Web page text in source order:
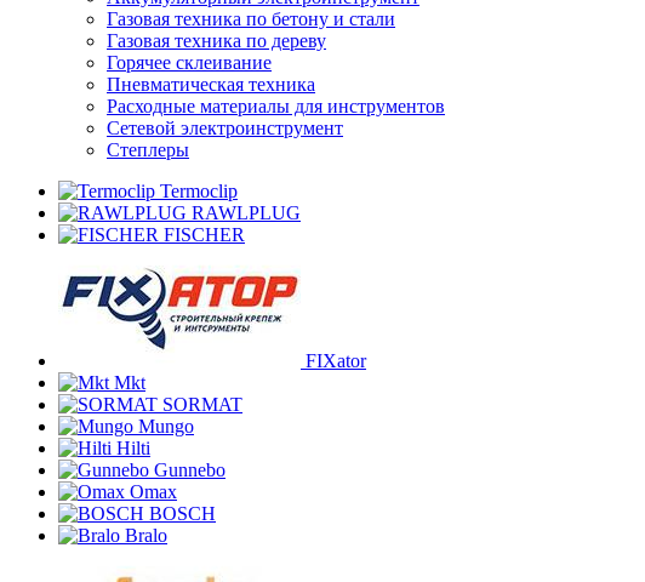
Газовая техника по бетону и стали
Газовая техника по дереву
Горячее склеивание
Пневматическая техника
Расходные материалы для инструментов
Сетевой электроинструмент
Степлеры
Termoclip
RAWLPLUG
FISCHER
FIXator
Mkt
SORMAT
Mungo
Hilti
Gunnebo
Omax
BOSCH
Bralo